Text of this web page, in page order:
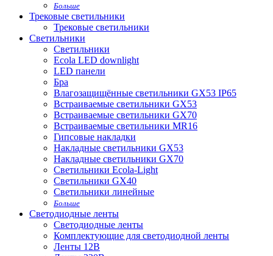
Больше
Трековые светильники
Трековые светильники
Светильники
Светильники
Ecola LED downlight
LED панели
Бра
Влагозащищённые светильники GX53 IP65
Встраиваемые светильники GX53
Встраиваемые светильники GX70
Встраиваемые светильники MR16
Гипсовые накладки
Накладные светильники GX53
Накладные светильники GX70
Светильники Ecola-Light
Светильники GX40
Светильники линейные
Больше
Светодиодные ленты
Светодиодные ленты
Комплектующие для светодиодной ленты
Ленты 12В